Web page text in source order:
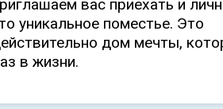
в жизни.